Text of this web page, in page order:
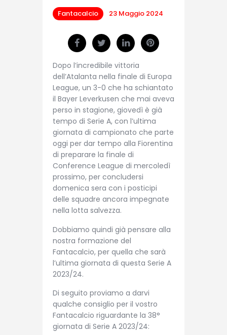
Fantacalcio 23 Maggio 2024
Dopo l’incredibile vittoria
dell’Atalanta nella finale di Europa
League, un 3-0 che ha schiantato
il Bayer Leverkusen che mai aveva
perso in stagione, giovedì è già
tempo di Serie A, con l’ultima
giornata di campionato che parte
oggi per dar tempo alla Fiorentina
di preparare la finale di
Conference League di mercoledì
prossimo, per concludersi
domenica sera con i posticipi
delle squadre ancora impegnate
nella lotta salvezza.
Dobbiamo quindi già pensare alla
nostra formazione del
Fantacalcio, per quella che sarà
l’ultima giornata di questa Serie A
2023/24.
Di seguito proviamo a darvi
qualche consiglio per il vostro
Fantacalcio riguardante la 38°
giornata di Serie A 2023/24: